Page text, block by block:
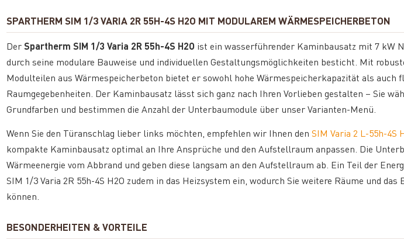
SPARTHERM SIM 1/3 VARIA 2R 55H-4S H2O MIT MODULAREM WÄRMESPEICHERBETON
DerSpartherm SIM 1/3 Varia 2R 55h-4S H2O ist ein wasserführender Kaminbausatz mit 7 kW
durch seine modulare Bauweise und individuellen Gestaltungsmöglichkeiten besticht. Mit
Modulteilen aus Wärmespeicherbeton bietet er sowohl hohe Wärmespeicherkapazität als auch
Raumgegebenheiten. Der Kaminbausatz lässt sich ganz nach Ihren Vorlieben gestalten – Sie
Grundfarben und bestimmen die Anzahl der Unterbaumodule über unser Varianten-Menü.
Wenn Sie den Türanschlag lieber links möchten, empfehlen wir Ihnen denSIM Varia 2 L-55h-4S
kompakte Kaminbausatz optimal an Ihre Ansprüche und den Aufstellraum anpassen. Die
Wärmeenergie vom Abbrand und geben diese langsam an den Aufstellraum ab. Ein Teil der
SIM 1/3 Varia 2R 55h-4S H2O zudem in das Heizsystem ein, wodurch Sie weitere Räume und
können.
BESONDERHEITEN & VORTEILE